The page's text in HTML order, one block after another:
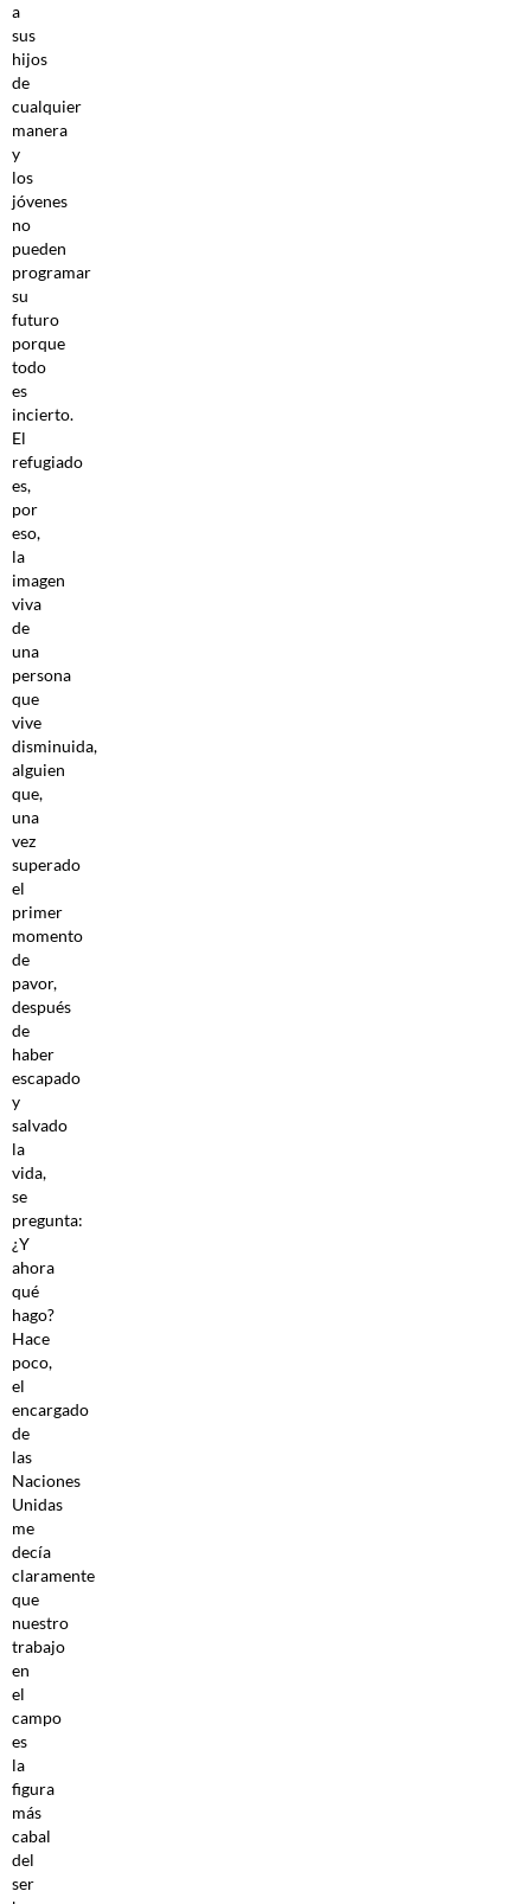
a
sus
hijos
de
cualquier
manera
y
los
jóvenes
no
pueden
programar
su
futuro
porque
todo
es
incierto.
El
refugiado
es,
por
eso,
la
imagen
viva
de
una
persona
que
vive
disminuida,
alguien
que,
una
vez
superado
el
primer
momento
de
pavor,
después
de
haber
escapado
y
salvado
la
vida,
se
pregunta:
¿Y
ahora
qué
hago?
Hace
poco,
el
encargado
de
las
Naciones
Unidas
me
decía
claramente
que
nuestro
trabajo
en
el
campo
es
la
figura
más
cabal
del
ser